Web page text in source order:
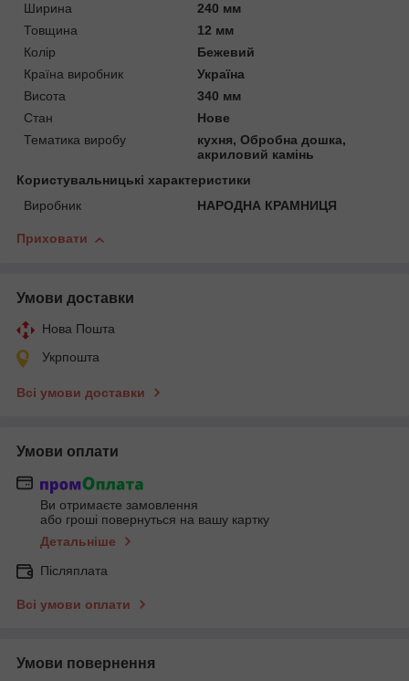
Ширина
240 мм
Товщина
12 мм
Колір
Бежевий
Країна виробник
Україна
Висота
340 мм
Стан
Нове
Тематика виробу
кухня, Обробна дошка,
акриловий камінь
Користувальницькі характеристики
Виробник
НАРОДНА КРАМНИЦЯ
Приховати
Умови доставки
Нова Пошта
Укрпошта
Всі умови доставки
Умови оплати
Ви отримаєте замовлення
або гроші повернуться на вашу картку
Детальніше
Післяплата
Всі умови оплати
Умови повернення